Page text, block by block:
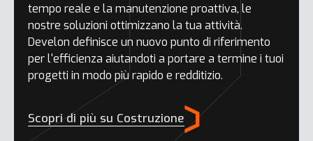
tempo reale e la manutenzione proattiva, le
nostre soluzioni ottimizzano la tua attività.
Develon definisce un nuovo punto di riferimento
per l'efficienza aiutandoti a portare a termine i tuoi
progetti in modo più rapido e redditizio.
Scopri di più su Costruzione